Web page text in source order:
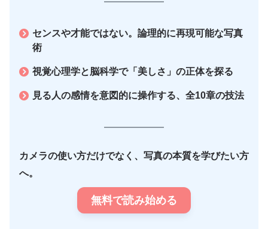
センスや才能ではない。論理的に再現可能な写真
術
視覚心理学と脳科学で「美しさ」の正体を探る
見る人の感情を意図的に操作する、全10章の技法
カメラの使い方だけでなく、写真の本質を学びたい方
へ。
無料で読み始める